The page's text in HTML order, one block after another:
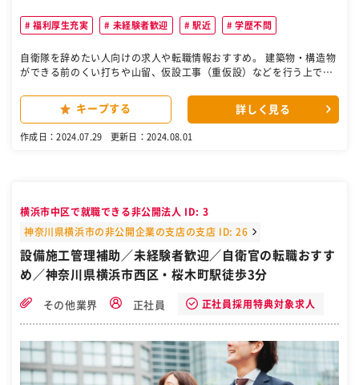
福利厚生充実 未経験者歓迎 駅近 学歴不問
自衛隊を辞めたい人向けの求人や転職情報おすすめ。 建築物・構造物
ができる前のくい打ちや山留、仮設工事（重仮設）などを行う上でス
す。 【具体的な業務内容】 ・元請け会社と打ち合わせ ・施工計画の
立案 ・協力会社の選定、連絡、人員の確保 ・建設現場での工程、品
を安定させるために地盤に杭を打ちます ・山留…地面を掘削すると
す。 ［自衛隊/転職/求人］
キープする 詳しく見る
作成日：2024.07.29 更新日：2024.08.01
横浜市中区で就職できる非公開法人 ID: 3
神奈川県横浜市の非公開企業の支店の支店 ID: 26
設備施工管理補助／未経験者歓迎／自衛官の転職おすす
め／神奈川県横浜市西区・桜木町駅徒歩3分
その他業界 正社員 正社員採用特典対象求人